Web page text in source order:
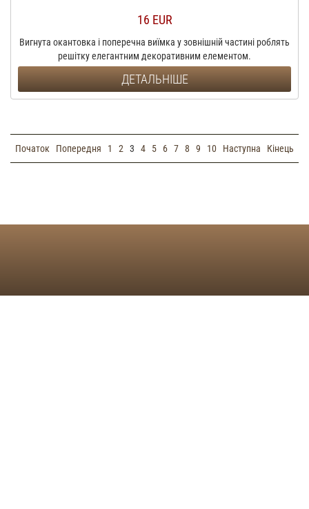
16 EUR
Вигнута окантовка і поперечна виїмка у зовнішній частині роблять
решітку елегантним декоративним елементом.
ДЕТАЛЬНІШЕ
Початок Попередня 1 2 3 4 5 6 7 8 9 10 Наступна Кінець